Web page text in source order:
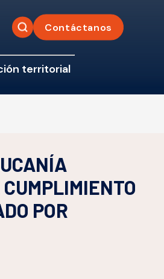
Contáctanos
territorial
POR